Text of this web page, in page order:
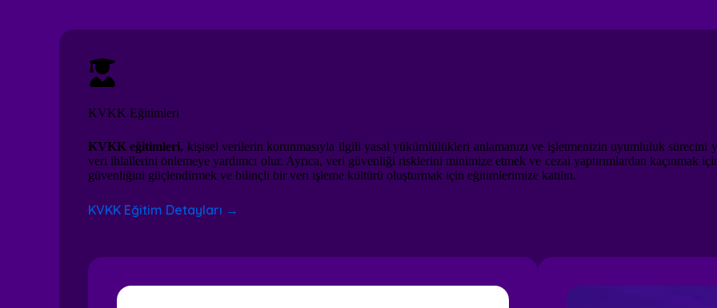
KVKK Eğitimleri
KVKK eğitimleri, kişisel verilerin korunmasıyla ilgili yasal yükümlülükleri anlamanızı ve işletmenizin uyumluluk sürecini
veri ihlallerini önlemeye yardımcı olur. Ayrıca, veri güvenliği risklerini minimize etmek ve cezai yaptırımlardan
güvenliğini güçlendirmek ve bilinçli bir veri işleme kültürü oluşturmak için eğitimlerimize katılın.
KVKK Eğitim Detayları →